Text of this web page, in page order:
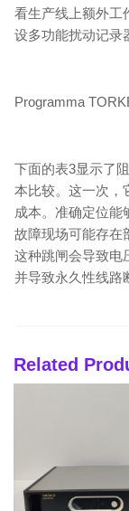
看生产线上额外工
设多功能扰动记录
Programma
下面的表3显示了
本比较。这一次，
成本。准确定位能
故障现场可能存在
这种跳闸会导致电
并导致永久性线路
Related